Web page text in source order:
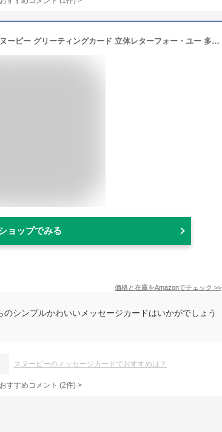
Hallmark(ホールマーク) ホールマーク スヌーピー グリーティングカード 立体レターフォー・ユー 多目的 826345
ョップでみる
価格と在庫をAmazonでチェック >>
シンプルかわいいメッセージカードはいかがでしょう
スヌーピーのメッセージカードでおすすめは？
すすめコメント (2件) >